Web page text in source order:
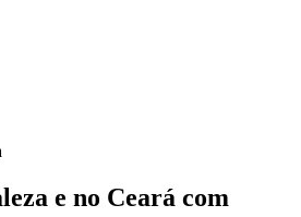
e no Ceará com